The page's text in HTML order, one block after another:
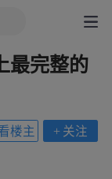
最完整的
+ 关注
楼主